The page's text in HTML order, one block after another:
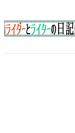
容
を